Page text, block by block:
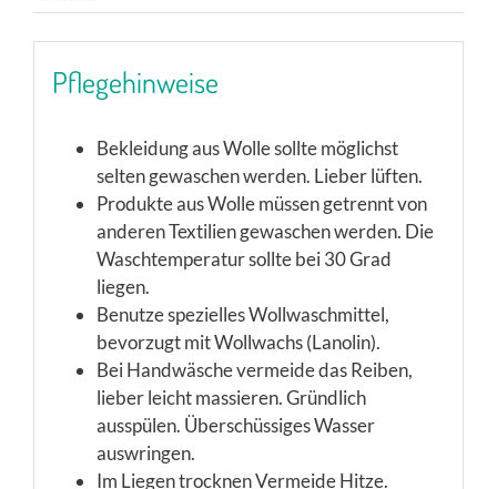
Pflegehinweise
Bekleidung aus Wolle sollte möglichst
selten gewaschen werden. Lieber lüften.
Produkte aus Wolle müssen getrennt von
anderen Textilien gewaschen werden. Die
Waschtemperatur sollte bei 30 Grad
liegen.
Benutze spezielles Wollwaschmittel,
bevorzugt mit Wollwachs (Lanolin).
Bei Handwäsche vermeide das Reiben,
lieber leicht massieren. Gründlich
ausspülen. Überschüssiges Wasser
auswringen.
Im Liegen trocknen Vermeide Hitze.